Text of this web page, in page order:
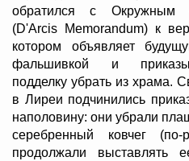
обратился с Окружным
(D'Arcis Memorandum) к
котором объявляет
фальшивкой и
подделку убрать из храма.
в Лиреи подчинились
наполовину: они убрали
серебренный ковчег
продолжали выставлять